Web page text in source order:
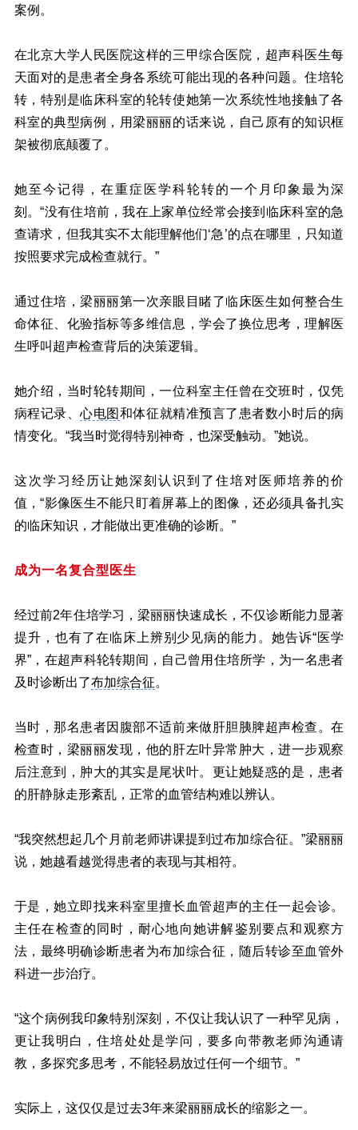
案例。
在北京大学人民医院这样的三甲综合医院，超声科医生每
天面对的是患者全身各系统可能出现的各种问题。住培轮
转，特别是临床科室的轮转使她第一次系统性地接触了各
科室的典型病例，用梁丽丽的话来说，自己原有的知识框
架被彻底颠覆了。
她至今记得，在重症医学科轮转的一个月印象最为深
刻。“没有住培前，我在上家单位经常会接到临床科室的急
查请求，但我其实不太能理解他们‘急’的点在哪里，只知道
按照要求完成检查就行。”
通过住培，梁丽丽第一次亲眼目睹了临床医生如何整合生
命体征、化验指标等多维信息，学会了换位思考，理解医
生呼叫超声检查背后的决策逻辑。
她介绍，当时轮转期间，一位科室主任曾在交班时，仅凭
病程记录、心电图和体征就精准预言了患者数小时后的病
情变化。“我当时觉得特别神奇，也深受触动。”她说。
这次学习经历让她深刻认识到了住培对医师培养的价
值，“影像医生不能只盯着屏幕上的图像，还必须具备扎实
的临床知识，才能做出更准确的诊断。”
成为一名复合型医生
经过前2年住培学习，梁丽丽快速成长，不仅诊断能力显著
提升，也有了在临床上辨别少见病的能力。她告诉“医学
界”，在超声科轮转期间，自己曾用住培所学，为一名患者
及时诊断出了布加综合征。
当时，那名患者因腹部不适前来做肝胆胰脾超声检查。在
检查时，梁丽丽发现，他的肝左叶异常肿大，进一步观察
后注意到，肿大的其实是尾状叶。更让她疑惑的是，患者
的肝静脉走形紊乱，正常的血管结构难以辨认。
“我突然想起几个月前老师讲课提到过布加综合征。”梁丽丽
说，她越看越觉得患者的表现与其相符。
于是，她立即找来科室里擅长血管超声的主任一起会诊。
主任在检查的同时，耐心地向她讲解鉴别要点和观察方
法，最终明确诊断患者为布加综合征，随后转诊至血管外
科进一步治疗。
“这个病例我印象特别深刻，不仅让我认识了一种罕见病，
更让我明白，住培处处是学问，要多向带教老师沟通请
教，多探究多思考，不能轻易放过任何一个细节。”
实际上，这仅仅是过去3年来梁丽丽成长的缩影之一。